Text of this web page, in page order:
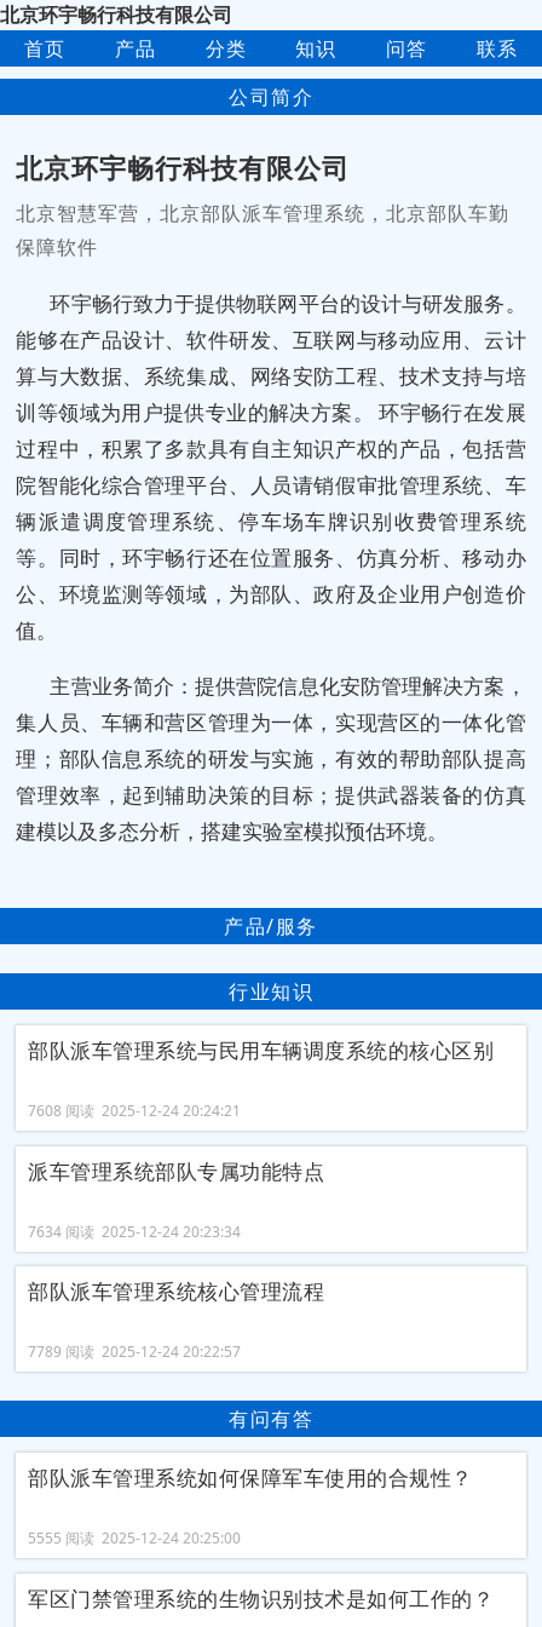
北京环宇畅行科技有限公司
首页
产品 分类 知识 问答
联系
公司简介
北京环宇畅行科技有限公司
北京智慧军营，北京部队派车管理系统，北京部队车勤
保障软件
环宇畅行致力于提供物联网平台的设计与研发服务。
能够在产品设计、软件研发、互联网与移动应用、云计
算与大数据、系统集成、网络安防工程、技术支持与培
训等领域为用户提供专业的解决方案。 环宇畅行在发展
过程中，积累了多款具有自主知识产权的产品，包括营
院智能化综合管理平台、人员请销假审批管理系统、车
辆派遣调度管理系统、停车场车牌识别收费管理系统
等。同时，环宇畅行还在位置服务、仿真分析、移动办
公、环境监测等领域，为部队、政府及企业用户创造价
值。
主营业务简介：提供营院信息化安防管理解决方案，
集人员、车辆和营区管理为一体，实现营区的一体化管
理；部队信息系统的研发与实施，有效的帮助部队提高
管理效率，起到辅助决策的目标；提供武器装备的仿真
建模以及多态分析，搭建实验室模拟预估环境。
产品/服务
行业知识
部队派车管理系统与民用车辆调度系统的核心区别
7608 阅读 2025-12-24 20:24:21
派车管理系统部队专属功能特点
7634 阅读 2025-12-24 20:23:34
部队派车管理系统核心管理流程
7789 阅读 2025-12-24 20:22:57
有问有答
部队派车管理系统如何保障军车使用的合规性？
5555 阅读 2025-12-24 20:25:00
军区门禁管理系统的生物识别技术是如何工作的？